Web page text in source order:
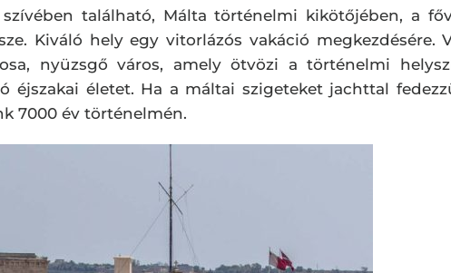
található, Málta történelmi kikötőjében, a
Kiváló hely egy vitorlázós vakáció megkezdésére.
nyüzsgő város, amely ötvözi a történelmi
éjszakai életet. Ha a máltai szigeteket jachttal
7000 év történelmén.